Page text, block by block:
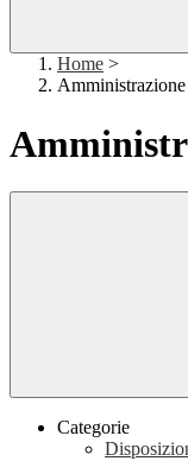
Home >
Amministrazione
Categorie